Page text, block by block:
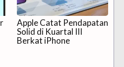
Apple Catat Pendapatan
Solid di Kuartal III
Berkat iPhone